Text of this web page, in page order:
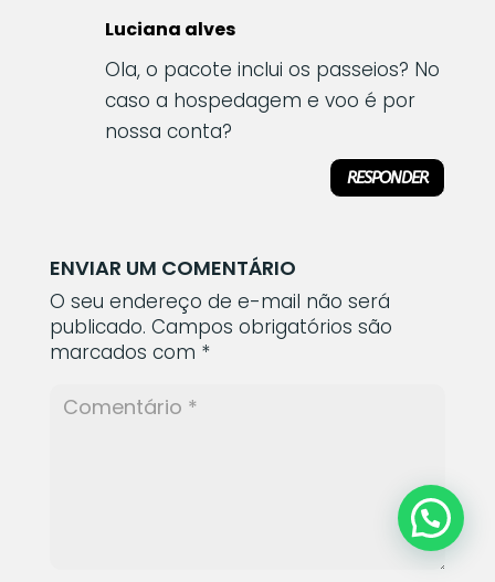
Luciana alves
Ola, o pacote inclui os passeios? No
caso a hospedagem e voo é por
nossa conta?
RESPONDER
ENVIAR UM COMENTÁRIO
O seu endereço de e-mail não será
publicado. Campos obrigatórios são
marcados com *